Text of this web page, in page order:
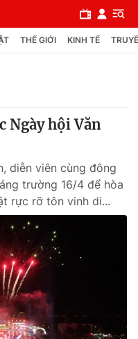
THẾ GIỚI KINH TẾ
Ngày hội Văn
diễn viên cùng đông
trường 16/4 để hòa
rực rỡ tôn vinh di...